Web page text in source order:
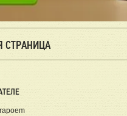
СТРАНИЦА